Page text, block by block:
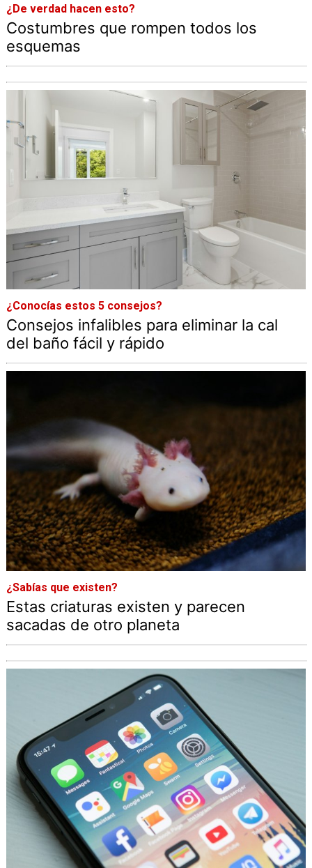
¿De verdad hacen esto?
Costumbres que rompen todos los
esquemas
¿Conocías estos 5 consejos?
Consejos infalibles para eliminar la cal
del baño fácil y rápido
¿Sabías que existen?
Estas criaturas existen y parecen
sacadas de otro planeta